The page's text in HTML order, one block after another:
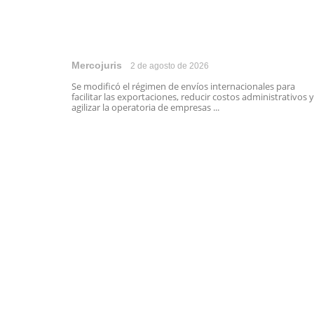
Mercojuris 2 de agosto de 2026
Se modificó el régimen de envíos internacionales para
facilitar las exportaciones, reducir costos administrativos y
agilizar la operatoria de empresas ...